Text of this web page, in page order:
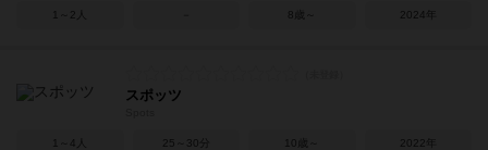
1～2人 8歳～ 2024年
スポッツ
1～4人 25～30分 10歳～ 2022年